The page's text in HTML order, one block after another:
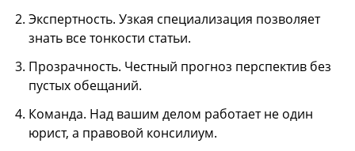
Экспертность. Узкая специализация позволяет
знать все тонкости статьи.
Прозрачность. Честный прогноз перспектив без
пустых обещаний.
Команда. Над вашим делом работает не один
юрист, а правовой консилиум.